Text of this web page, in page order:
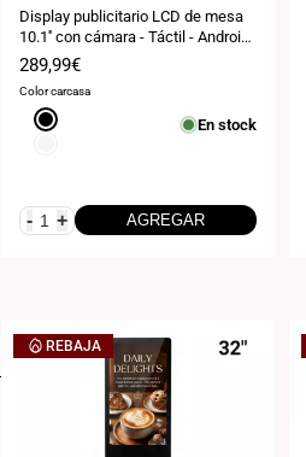
Display publicitario LCD de mesa
10.1'' con cámara - Táctil - Android
11
Precio
de
venta
289,99€
Color carcasa
Negro
En stock
- + AGREGAR
REBAJA